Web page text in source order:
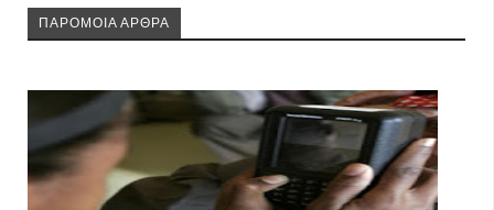
ΠΑΡΟΜΟΙΑ ΑΡΘΡΑ